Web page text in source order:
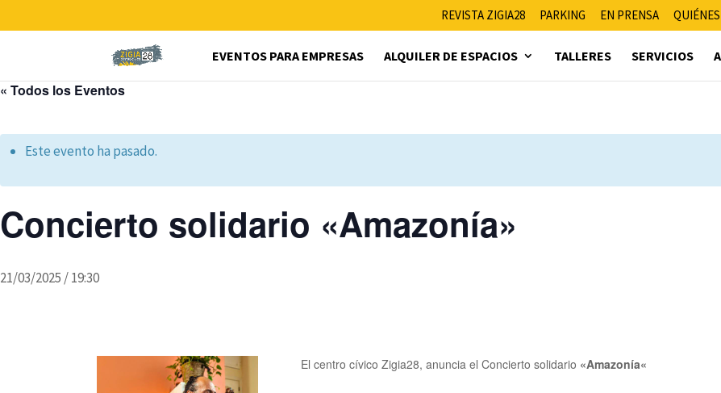
REVISTA ZIGIA28 PARKING EN PRENSA
EVENTOS PARA EMPRESAS ALQUILER DE ESPACIOS TALLERES SERVICIOS
« Todos los Eventos
Este evento ha pasado.
Concierto solidario «Amazonía»
21/03/2025 / 19:30
El centro cívico Zigia28, anuncia el Concierto solidario «Amazonía«